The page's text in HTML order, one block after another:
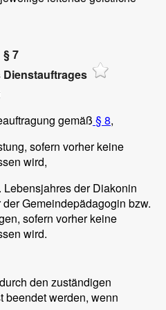
§ 7
gemäß § 8,
sofern vorher keine
wird,
der Diakonin
Gemeindepädagogin bzw.
sofern vorher keine
wird.
den zuständigen
beendet werden, wenn